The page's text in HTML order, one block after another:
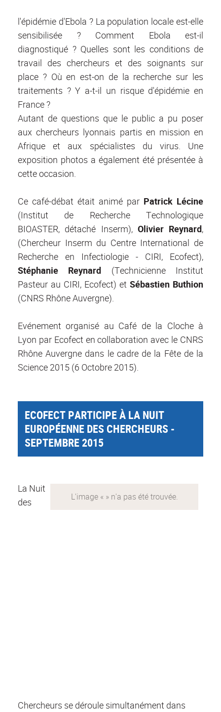
l'épidémie d'Ebola ? La population locale est-elle
sensibilisée ? Comment Ebola est-il
diagnostiqué ? Quelles sont les conditions de
travail des chercheurs et des soignants sur
place ? Où en est-on de la recherche sur les
traitements ? Y a-t-il un risque d'épidémie en
France ?
Autant de questions que le public a pu poser
aux chercheurs lyonnais partis en mission en
Afrique et aux spécialistes du virus. Une
exposition photos a également été présentée à
cette occasion.
Ce café-débat était animé par Patrick Lécine
(Institut de Recherche Technologique
BIOASTER, détaché Inserm), Olivier Reynard,
(Chercheur Inserm du Centre International de
Recherche en Infectiologie - CIRI, Ecofect),
Stéphanie Reynard (Technicienne Institut
Pasteur au CIRI, Ecofect) et Sébastien Buthion
(CNRS Rhône Auvergne).
Evénement organisé au Café de la Cloche à
Lyon par Ecofect en collaboration avec le CNRS
Rhône Auvergne dans le cadre de la Fête de la
Science 2015 (6 Octobre 2015).
ECOFECT PARTICIPE À LA NUIT
EUROPÉENNE DES CHERCHEURS -
SEPTEMBRE 2015
La Nuit
des
Chercheurs se déroule simultanément dans